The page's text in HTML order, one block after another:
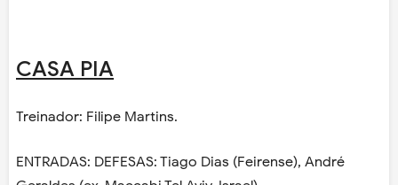
CASA PIA
Treinador: Filipe Martins.
ENTRADAS: DEFESAS: Tiago Dias (Feirense), André